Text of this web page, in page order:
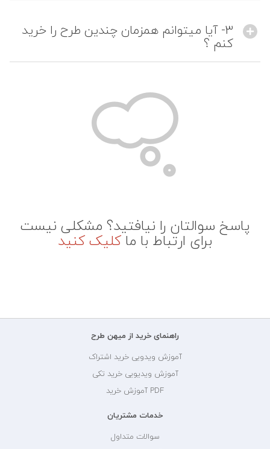
3- آیا میتوانم همزمان چندین طرح را خرید
کنم ؟
پاسخ سوالتان را نیافتید؟ مشکلی نیست
برای ارتباط با ما کلیک کنید
راهنمای خرید از میهن طرح
آموزش ویدویی خرید اشتراک
آموزش ویدیویی خرید تکی
PDF آموزش خرید
خدمات مشتریان
سوالات متداول